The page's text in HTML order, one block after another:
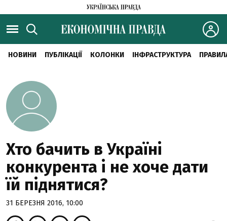
НОВИНИ ПУБЛІКАЦІЇ КОЛОНКИ ІНФРАСТРУКТУРА
Хто бачить в Україні
конкурента і не хоче дати
їй піднятися?
31 БЕРЕЗНЯ 2016, 10:00